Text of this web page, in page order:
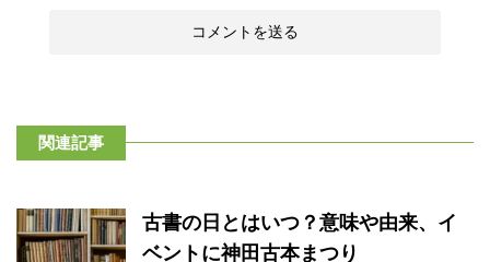
関連記事
古書の日とはいつ？意味や由来、イ
ベントに神田古本まつり